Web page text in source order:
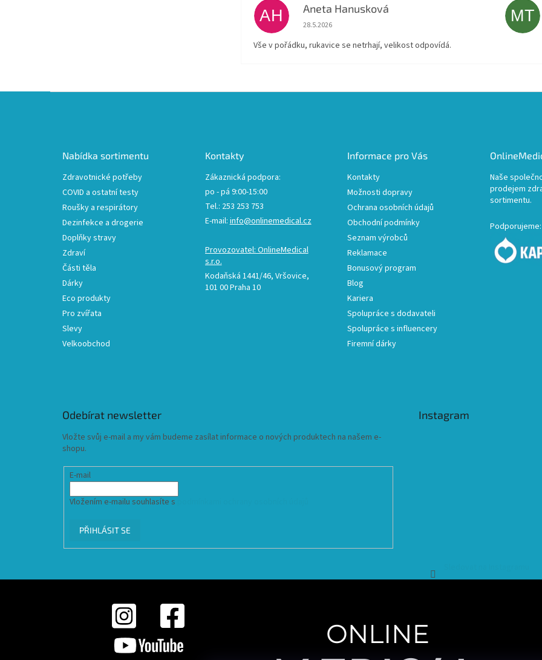
AH Aneta Hanusková
Hodnocení obchodu je 5 z 5 hvězdiček.
28.5.2026
Vše v pořádku, rukavice se netrhají, velikost odpovídá.
MT
Nabídka sortimentu
Zdravotnické potřeby
COVID a ostatní testy
Roušky a respirátory
Dezinfekce a drogerie
Doplňky stravy
Zdraví
Části těla
Dárky
Eco produkty
Pro zvířata
Slevy
Velkoobchod
Kontakty
Zákaznická podpora:
po - pá 9:00-15:00
Tel.: 253 253 753
E-mail:info@onlinemedical.cz
Provozovatel: OnlineMedical
s.r.o.
Kodaňská 1441/46, Vršovice,
101 00 Praha 10
Informace pro Vás
Kontakty
Možnosti dopravy
Ochrana osobních údajů
Obchodní podmínky
Seznam výrobců
Reklamace
Bonusový program
Blog
Kariera
Spolupráce s dodavateli
Spolupráce s influencery
Firemní dárky
Naše
prodejem
sortimentu.
Podporujeme:
Odebírat newsletter
Vložte svůj e-mail a my vám budeme zasílat informace o nových produktech na našem e-
shopu.
E-mail
Vložením e-mailu souhlasíte s
PŘIHLÁSIT SE
Instagram